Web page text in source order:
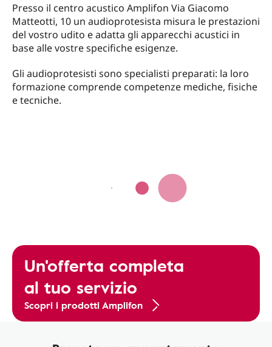
Presso il centro acustico Amplifon Via Giacomo
Matteotti, 10 un audioprotesista misura le prestazioni
del vostro udito e adatta gli apparecchi acustici in
base alle vostre specifiche esigenze.
Gli audioprotesisti sono specialisti preparati: la loro
formazione comprende competenze mediche, fisiche
e tecniche.
Un'offerta completa
al tuo servizio
Scopri i prodotti Amplifon